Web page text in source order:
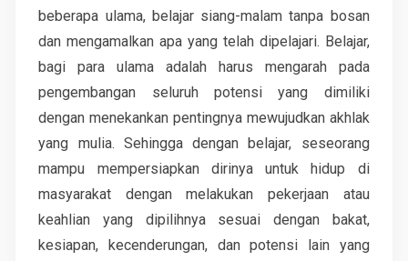
beberapa ulama, belajar siang-malam tanpa bosan
dan mengamalkan apa yang telah dipelajari. Belajar,
bagi para ulama adalah harus mengarah pada
pengembangan seluruh potensi yang dimiliki
dengan menekankan pentingnya mewujudkan akhlak
yang mulia. Sehingga dengan belajar, seseorang
mampu mempersiapkan dirinya untuk hidup di
masyarakat dengan melakukan pekerjaan atau
keahlian yang dipilihnya sesuai dengan bakat,
kesiapan, kecenderungan, dan potensi lain yang